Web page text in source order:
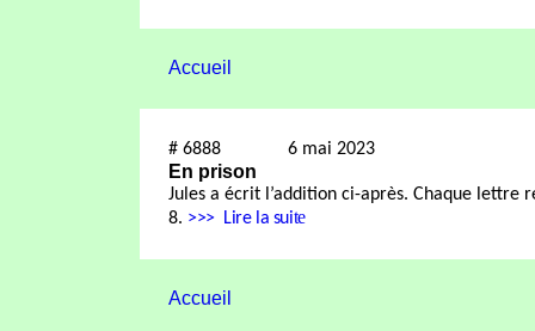
Accueil
# 6888 6 mai 2023
En prison
Jules a écrit l’addition ci-après. Chaque lettre
8. >>> Lire la suite
Accueil